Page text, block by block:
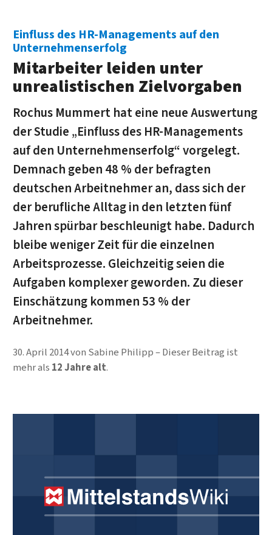
Einfluss des HR-Managements auf den
Unternehmenserfolg
Mitarbeiter leiden unter
unrealistischen Zielvorgaben
Rochus Mummert hat eine neue Auswertung
der Studie „Einfluss des HR-Managements
auf den Unternehmenserfolg“ vorgelegt.
Demnach geben 48 % der befragten
deutschen Arbeitnehmer an, dass sich der
der berufliche Alltag in den letzten fünf
Jahren spürbar beschleunigt habe. Dadurch
bleibe weniger Zeit für die einzelnen
Arbeitsprozesse. Gleichzeitig seien die
Aufgaben komplexer geworden. Zu dieser
Einschätzung kommen 53 % der
Arbeitnehmer.
30. April 2014von Sabine Philipp
Dieser Beitrag ist
mehr als 12 Jahre alt.